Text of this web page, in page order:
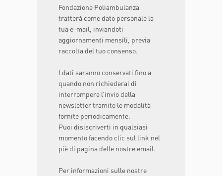
Fondazione Poliambulanza
tratterà come dato personale la
tua e-mail, inviandoti
aggiornamenti mensili, previa
raccolta del tuo consenso.
I dati saranno conservati fino a
quando non richiederai di
interrompere l’invio della
newsletter tramite le modalità
fornite periodicamente.
Puoi disiscriverti in qualsiasi
momento facendo clic sul link nel
piè di pagina delle nostre email.
Per informazioni sulle nostre